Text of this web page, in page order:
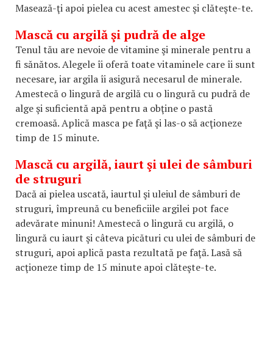
Masează-ţi apoi pielea cu acest amestec şi clăteşte-te.
Mască cu argilă şi pudră de alge
Tenul tău are nevoie de vitamine şi minerale pentru a
fi sănătos. Alegele îi oferă toate vitaminele care îi sunt
necesare, iar argila îi asigură necesarul de minerale.
Amestecă o lingură de argilă cu o lingură cu pudră de
alge şi suficientă apă pentru a obţine o pastă
cremoasă. Aplică masca pe faţă şi las-o să acţioneze
timp de 15 minute.
Mască cu argilă, iaurt şi ulei de sâmburi
de struguri
Dacă ai pielea uscată, iaurtul şi uleiul de sâmburi de
struguri, împreună cu beneficiile argilei pot face
adevărate minuni! Amestecă o lingură cu argilă, o
lingură cu iaurt şi câteva picături cu ulei de sâmburi de
struguri, apoi aplică pasta rezultată pe faţă. Lasă să
acţioneze timp de 15 minute apoi clăteşte-te.